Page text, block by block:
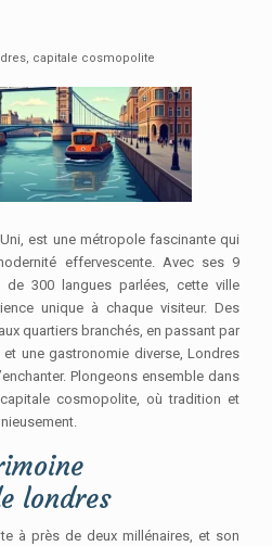
capitale cosmopolite
est une métropole fascinante qui
effervescente. Avec ses 9
de 300 langues parlées, cette ville
unique à chaque visiteur. Des
quartiers branchés, en passant par
une gastronomie diverse, Londres
Plongeons ensemble dans
cosmopolite, où tradition et
londres
à près de deux millénaires, et son